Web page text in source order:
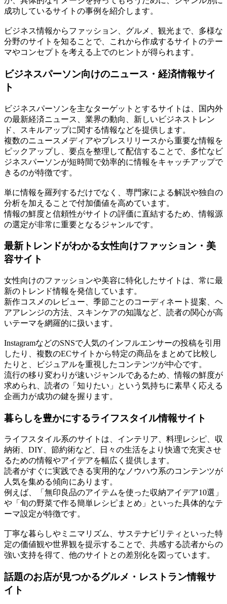
成功しているサイトの事例を紹介します。
ビジネス情報からファッション、グルメ、観光まで、多様な
分野のサイトを知ることで、これから作成するサイトのテー
マやコンセプトを考える上でのヒントが得られます。
ビジネスパーソン向けのニュース・経済情報サイ
ト
ビジネスパーソンを主なターゲットとするサイトは、国内外
の最新経済ニュース、業界の動向、新しいビジネストレン
ド、スキルアップに関する情報などを提供します。
複数のニュースメディアやプレスリリースから重要な情報を
ピックアップし、要点を整理して配信することで、多忙なビ
ジネスパーソンが短時間で効率的に情報をキャッチアップで
きるのが特徴です。
単に情報を羅列するだけでなく、専門家による解説や独自の
分析を加えることで付加価値を高めています。
情報の鮮度と信頼性がサイトの評価に直結するため、情報源
の選定が非常に重要となるジャンルです。
最新トレンドがわかる女性向けファッション・美
容サイト
女性向けのファッションや美容に特化したサイトは、常に最
新のトレンド情報を発信しています。
新作コスメのレビュー、季節ごとのコーディネート提案、ヘ
アアレンジの方法、スキンケアの知識など、読者の関心が高
いテーマを網羅的に扱います。
InstagramなどのSNSで人気のインフルエンサーの投稿を引用
したり、複数のECサイトから特定の商品をまとめて比較し
たりと、ビジュアルを重視したコンテンツが中心です。
流行の移り変わりが速いジャンルであるため、情報の鮮度が
求められ、読者の「知りたい」という気持ちに素早く応える
企画力が成功の鍵を握ります。
暮らしを豊かにするライフスタイル情報サイト
ライフスタイル系のサイトは、インテリア、料理レシピ、収
納術、DIY、節約術など、日々の生活をより快適で充実させ
るための情報やアイデアを幅広く提供します。
読者がすぐに実践できる実用的なノウハウ系のコンテンツが
人気を集める傾向にあります。
例えば、「無印良品のアイテムを使った収納アイデア10選」
や「旬の野菜で作る簡単レシピまとめ」といった具体的なテ
ーマ設定が特徴です。
丁寧な暮らしやミニマリズム、サステナビリティといった特
定の価値観や世界観を提示することで、共感する読者からの
強い支持を得て、他のサイトとの差別化を図っています。
話題のお店が見つかるグルメ・レストラン情報サ
イト